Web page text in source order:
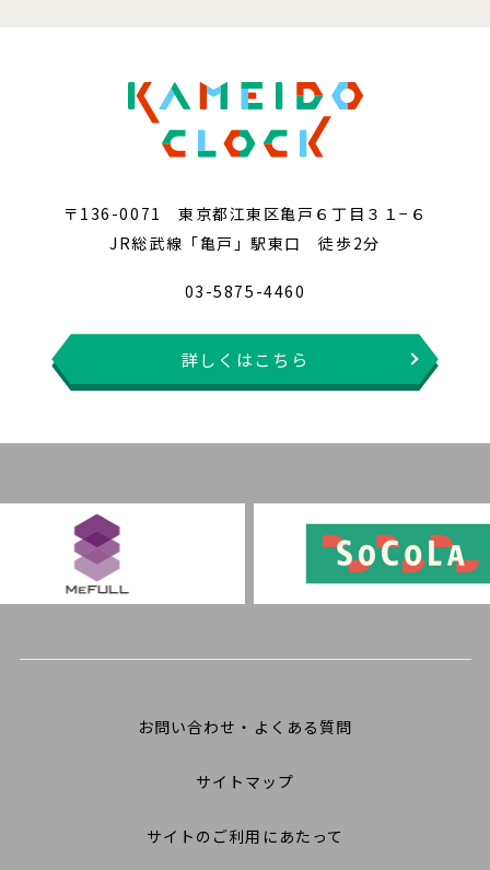
〒136-0071 東京都江東区亀戸６丁目３１−６
JR総武線「亀戸」駅東口 徒歩2分
03-5875-4460
詳しくはこちら
お問い合わせ・よくある質問
サイトマップ
サイトのご利用にあたって